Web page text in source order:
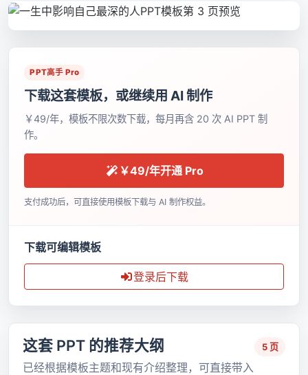
PPT高手 Pro
下载这套模板，或继续用 AI 制作
￥49/年，模板不限次数下载，每月再含 20 次 AI PPT 制
作。
￥49/年开通 Pro
支付成功后，可直接使用模板下载与 AI 制作权益。
下载可编辑模板
登录后下载
这套 PPT 的推荐大纲
已经根据模板主题和现有介绍整理，可直接带入
5 页